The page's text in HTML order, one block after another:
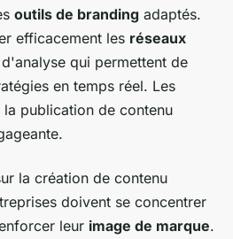
outils de branding adaptés.
efficacement les réseaux
qui permettent de
en temps réel. Les
publication de contenu
la création de contenu
doivent se concentrer
leur image de marque.